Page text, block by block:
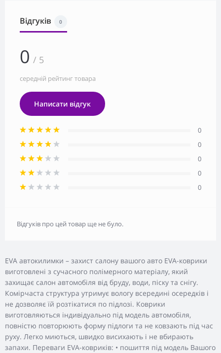
EVA автокилимки – захист салону вашого авто EVA-коврики
виготовлені з сучасного полімерного матеріалу, який
захищає салон автомобіля від бруду, води, піску та снігу.
Комірчаста структура утримує вологу всередині осередків і
не дозволяє їй розтікатися по підлозі. Коврики
виготовляються індивідуально під модель автомобіля,
повністю повторюють форму підлоги та не ковзають під час
руху. Легко миються, швидко висихають і не вбирають
запахи. Переваги EVA-ковриків: • пошиття під модель Вашого
Відгуків 0
0 / 5
середній рейтинг товара
Написати відгук
0
0
0
0
0
Відгуків про цей товар ще не було.